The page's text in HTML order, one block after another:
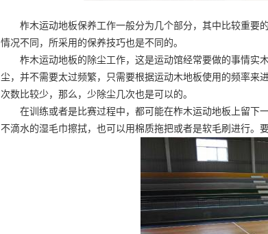
柞木运动地板保养工作一般分为几个部分，其中比较重要
情况不同，所采用的保养技巧也是不同的。
柞木运动地板的除尘工作，这是运动馆经常要做的事情实
尘，并不需要太过频繁，只需要根据运动木地板使用的频率来
次数比较少，那么，少除尘几次也是可以的。
在训练或者是比赛过程中，都可能在柞木运动地板上留下
不滴水的湿毛巾擦拭，也可以用棉质拖把或者是软毛刷进行。